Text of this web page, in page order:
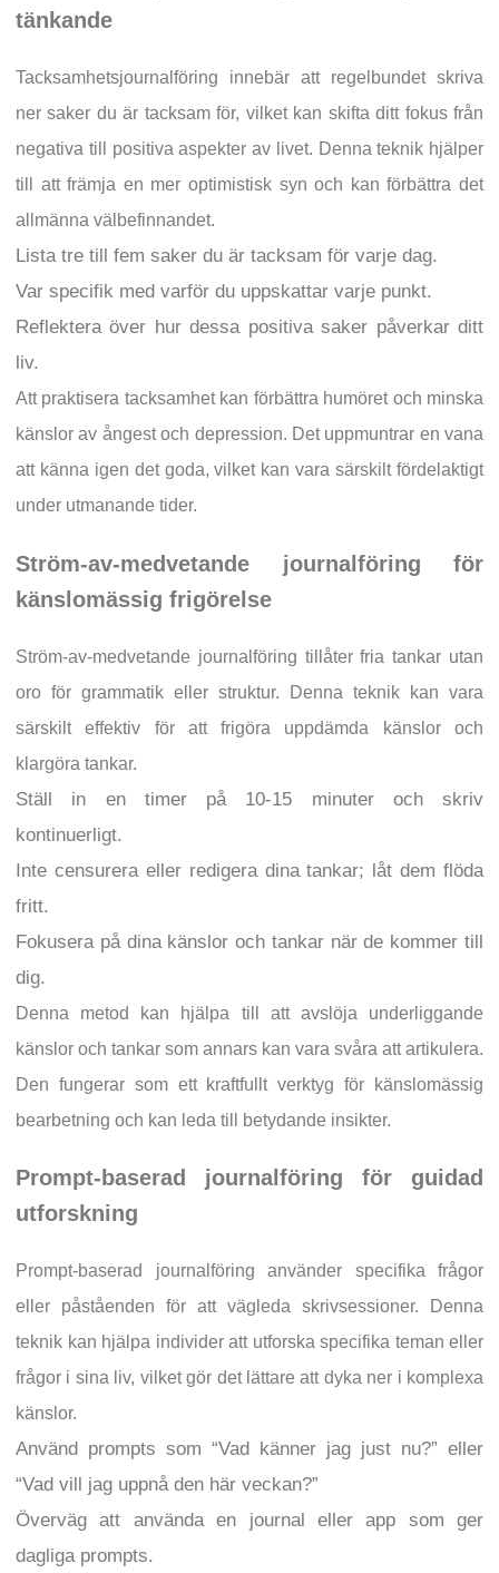
tänkande
Tacksamhetsjournalföring innebär att regelbundet skriva
ner saker du är tacksam för, vilket kan skifta ditt fokus från
negativa till positiva aspekter av livet. Denna teknik hjälper
till att främja en mer optimistisk syn och kan förbättra det
allmänna välbefinnandet.
Lista tre till fem saker du är tacksam för varje dag.
Var specifik med varför du uppskattar varje punkt.
Reflektera över hur dessa positiva saker påverkar ditt
liv.
Att praktisera tacksamhet kan förbättra humöret och minska
känslor av ångest och depression. Det uppmuntrar en vana
att känna igen det goda, vilket kan vara särskilt fördelaktigt
under utmanande tider.
Ström-av-medvetande journalföring för
känslomässig frigörelse
Ström-av-medvetande journalföring tillåter fria tankar utan
oro för grammatik eller struktur. Denna teknik kan vara
särskilt effektiv för att frigöra uppdämda känslor och
klargöra tankar.
Ställ in en timer på 10-15 minuter och skriv
kontinuerligt.
Inte censurera eller redigera dina tankar; låt dem flöda
fritt.
Fokusera på dina känslor och tankar när de kommer till
dig.
Denna metod kan hjälpa till att avslöja underliggande
känslor och tankar som annars kan vara svåra att artikulera.
Den fungerar som ett kraftfullt verktyg för känslomässig
bearbetning och kan leda till betydande insikter.
Prompt-baserad journalföring för guidad
utforskning
Prompt-baserad journalföring använder specifika frågor
eller påståenden för att vägleda skrivsessioner. Denna
teknik kan hjälpa individer att utforska specifika teman eller
frågor i sina liv, vilket gör det lättare att dyka ner i komplexa
känslor.
Använd prompts som “Vad känner jag just nu?” eller
“Vad vill jag uppnå den här veckan?”
Överväg att använda en journal eller app som ger
dagliga prompts.